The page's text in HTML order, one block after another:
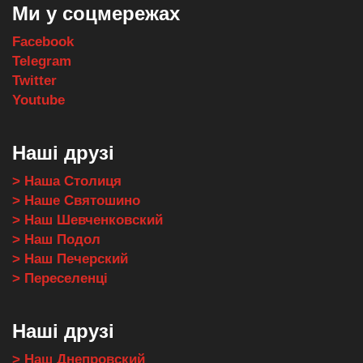
Ми у соцмережах
Facebook
Telegram
Twitter
Youtube
Наші друзі
> Наша Столиця
> Наше Святошино
> Наш Шевченковский
> Наш Подол
> Наш Печерский
> Переселенці
Наші друзі
> Наш Днепровский